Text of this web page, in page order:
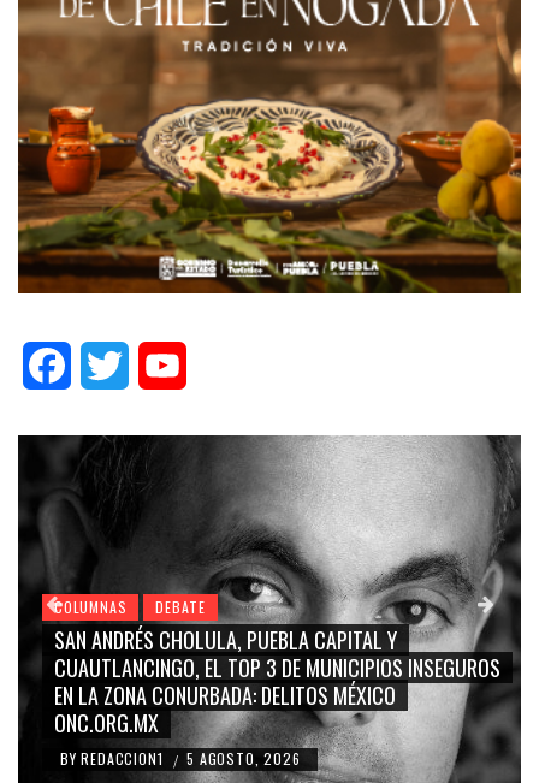
FacebookTwitter
INSEGUROS
COLUMNAS DEBATE
GRACE PALOMARES, NAY SALVATORI, SERGIO
CARMEN SALINAS “LA CORCHOLATA”,
BLANCO, SILVIA PINAL: LA TRIVIALIZACIÓN Y
RIDICULIZACIÓN DE LA REPRESENTACIÓN
BY REDACCION1 / 4 AGOSTO, 2026